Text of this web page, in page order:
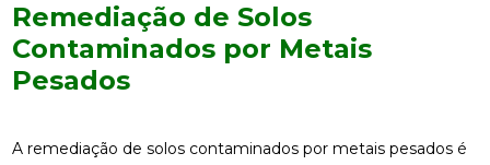
Remediação de Solos
Contaminados por Metais
Pesados
A remediação de solos contaminados por metais pesados é